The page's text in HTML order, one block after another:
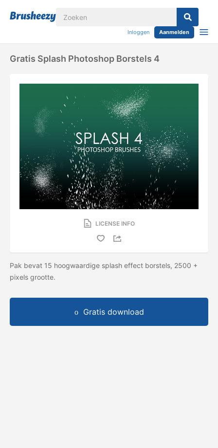
Inloggen Aanmelden
Gratis Splash Photoshop Borstels 4
LICENSE INFO
Pak bevat 15 hoogwaardige splash effect borstels, 2500 +
pixels grootte.
Gratis download